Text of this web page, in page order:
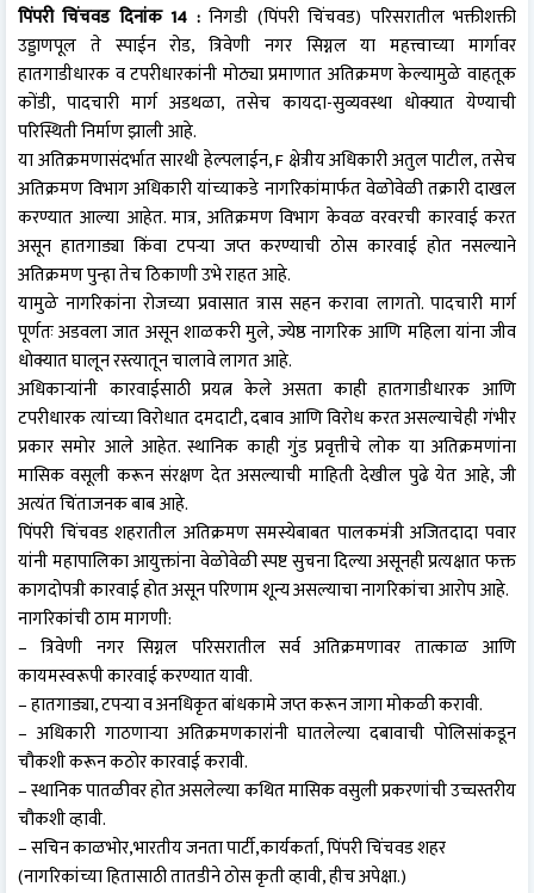
पिंपरी चिंचवड दिनांक 14 :निगडी (पिंपरी चिंचवड) परिसरातील भक्तीशक्ती
उड्डाणपूल ते स्पाईन रोड, त्रिवेणी नगर सिग्नल या महत्त्वाच्या मार्गावर
हातगाडीधारक व टपरीधारकांनी मोठ्या प्रमाणात अतिक्रमण केल्यामुळे वाहतूक
कोंडी, पादचारी मार्ग अडथळा, तसेच कायदा-सुव्यवस्था धोक्यात येण्याची
परिस्थिती निर्माण झाली आहे.
या अतिक्रमणासंदर्भात सारथी हेल्पलाईन, F क्षेत्रीय अधिकारी अतुल पाटील, तसेच
अतिक्रमण विभाग अधिकारी यांच्याकडे नागरिकांमार्फत वेळोवेळी तक्रारी दाखल
करण्यात आल्या आहेत. मात्र, अतिक्रमण विभाग केवळ वरवरची कारवाई करत
असून हातगाड्या किंवा टपऱ्या जप्त करण्याची ठोस कारवाई होत नसल्याने
अतिक्रमण पुन्हा तेच ठिकाणी उभे राहत आहे.
यामुळे नागरिकांना रोजच्या प्रवासात त्रास सहन करावा लागतो. पादचारी मार्ग
पूर्णतः अडवला जात असून शाळकरी मुले, ज्येष्ठ नागरिक आणि महिला यांना जीव
धोक्यात घालून रस्त्यातून चालावे लागत आहे.
अधिकाऱ्यांनी कारवाईसाठी प्रयत्न केले असता काही हातगाडीधारक आणि
टपरीधारक त्यांच्या विरोधात दमदाटी, दबाव आणि विरोध करत असल्याचेही गंभीर
प्रकार समोर आले आहेत. स्थानिक काही गुंड प्रवृत्तीचे लोक या अतिक्रमणांना
मासिक वसूली करून संरक्षण देत असल्याची माहिती देखील पुढे येत आहे, जी
अत्यंत चिंताजनक बाब आहे.
पिंपरी चिंचवड शहरातील अतिक्रमण समस्येबाबत पालकमंत्री अजितदादा पवार
यांनी महापालिका आयुक्तांना वेळोवेळी स्पष्ट सुचना दिल्या असूनही प्रत्यक्षात फक्त
कागदोपत्री कारवाई होत असून परिणाम शून्य असल्याचा नागरिकांचा आरोप आहे.
नागरिकांची ठाम मागणी:
– त्रिवेणी नगर सिग्नल परिसरातील सर्व अतिक्रमणावर तात्काळ आणि
कायमस्वरूपी कारवाई करण्यात यावी.
– हातगाड्या, टपऱ्या व अनधिकृत बांधकामे जप्त करून जागा मोकळी करावी.
– अधिकारी गाठणाऱ्या अतिक्रमणकारांनी घातलेल्या दबावाची पोलिसांकडून
चौकशी करून कठोर कारवाई करावी.
– स्थानिक पातळीवर होत असलेल्या कथित मासिक वसुली प्रकरणांची उच्चस्तरीय
चौकशी व्हावी.
– सचिन काळभोर,भारतीय जनता पार्टी,कार्यकर्ता, पिंपरी चिंचवड शहर
(नागरिकांच्या हितासाठी तातडीने ठोस कृती व्हावी, हीच अपेक्षा.)